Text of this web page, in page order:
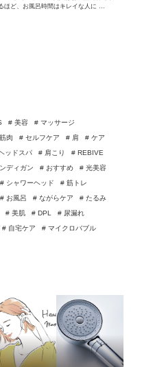
# 美容
# マッサージ
肉 # セルフケア # 肩
# ケア
ッドスパ # 肩こり
# REBIVE
ディガン # おすすめ
# 光美容
# シャワーヘッド
# 筋トレ
# お風呂 # ながらケア
# たるみ
# 美肌 # DPL
# 尿漏れ
# 自宅ケア
# マイクロバブル
ほど、お風呂時間はキレイな人に …